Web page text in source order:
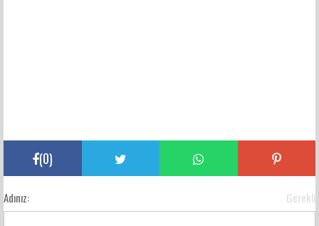
(0)
Adınız: Gerekli